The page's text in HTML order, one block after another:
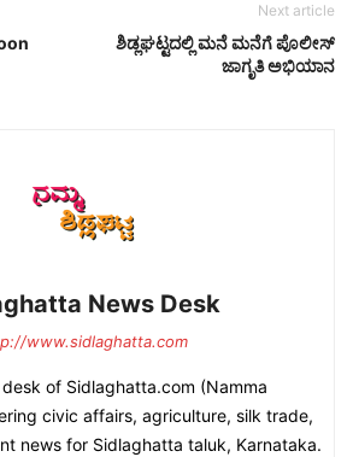
Next article
ಶಿಡ್ಲಘಟ್ಟದಲ್ಲಿ ಮನೆ ಮನೆಗೆ ಪೊಲೀಸ್
ಜಾಗೃತಿ ಅಭಿಯಾನ
News Desk
www.sidlaghatta.com
of Sidlaghatta.com (Namma
civic affairs, agriculture, silk trade,
news for Sidlaghatta taluk, Karnataka.